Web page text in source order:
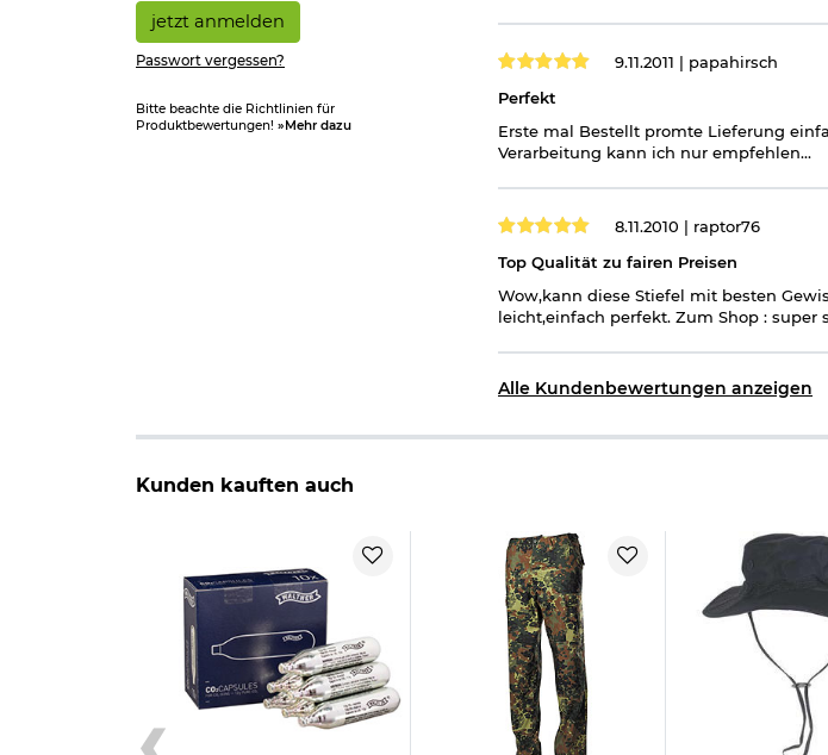
jetzt anmelden
Passwort vergessen?
Bitte beachte die Richtlinien für
Produktbewertungen! »Mehr dazu
9.11.2011 | papahirsch
Perfekt
Erste mal Bestellt promte Lieferung
Verarbeitung kann ich nur empfehlen...
8.11.2010 | raptor76
Top Qualität zu fairen Preisen
Wow,kann diese Stiefel mit besten
leicht,einfach perfekt. Zum Shop : super
Alle Kundenbewertungen anzeigen
Kunden kauften auch